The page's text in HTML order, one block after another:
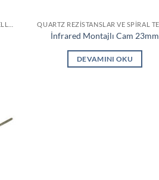
İnfrared Montajlı Cam 23mm
DEVAMINI OKU